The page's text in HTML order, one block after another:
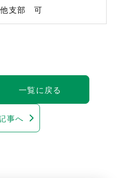
他支部 可
一覧に戻る
事へ